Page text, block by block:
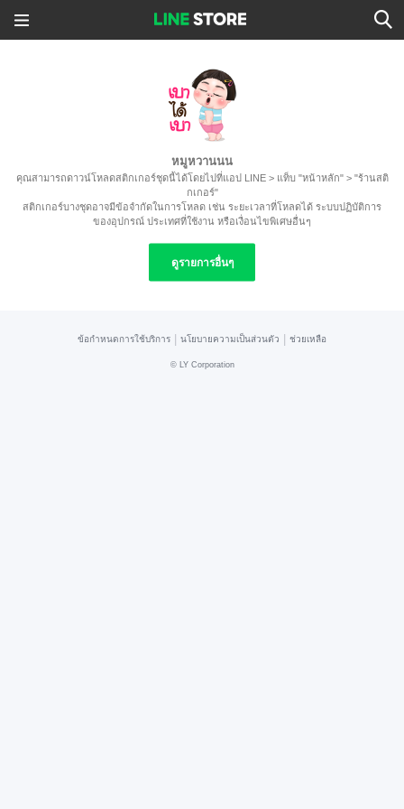
หมูหวานนน
คุณสามารถดาวน์โหลดสติกเกอร์ชุดนี้ได้โดยไปที่แอป LINE > แท็บ "หน้าหลัก" > "ร้านสติ
กเกอร์"
สติกเกอร์บางชุดอาจมีข้อจำกัดในการโหลด เช่น ระยะเวลาที่โหลดได้ ระบบปฏิบัติการ
ของอุปกรณ์ ประเทศที่ใช้งาน หรือเงื่อนไขพิเศษอื่นๆ
ดูรายการอื่นๆ
ข้อกำหนดการใช้บริการ นโยบายความเป็นส่วนตัว ช่วยเหลือ
© LY Corporation